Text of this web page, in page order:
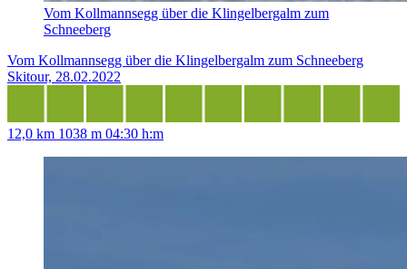
Vom Kollmannsegg über die Klingelbergalm zum
Schneeberg
Vom Kollmannsegg über die Klingelbergalm zum Schneeberg
Skitour, 28.02.2022
12,0 km 1038 m 04:30 h:m